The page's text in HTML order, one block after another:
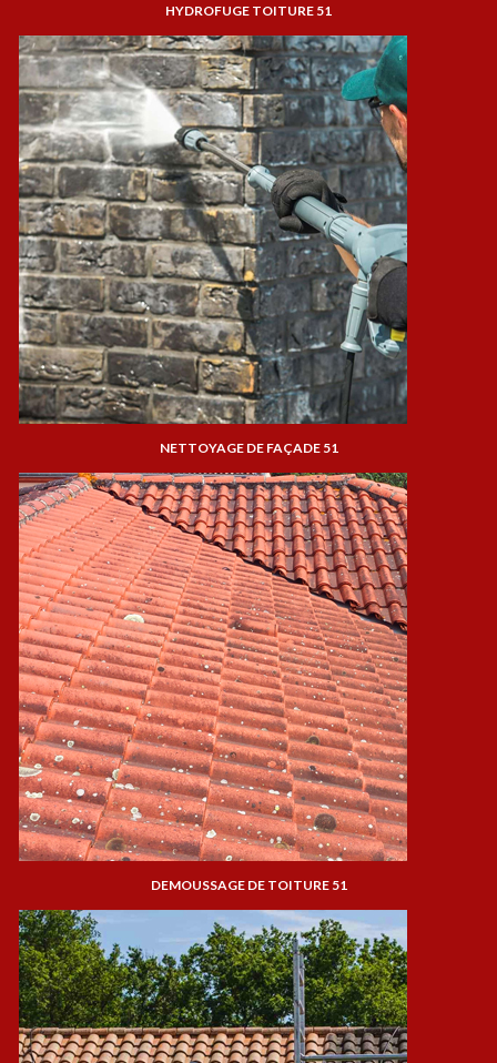
HYDROFUGE TOITURE 51
NETTOYAGE DE FAÇADE 51
DEMOUSSAGE DE TOITURE 51